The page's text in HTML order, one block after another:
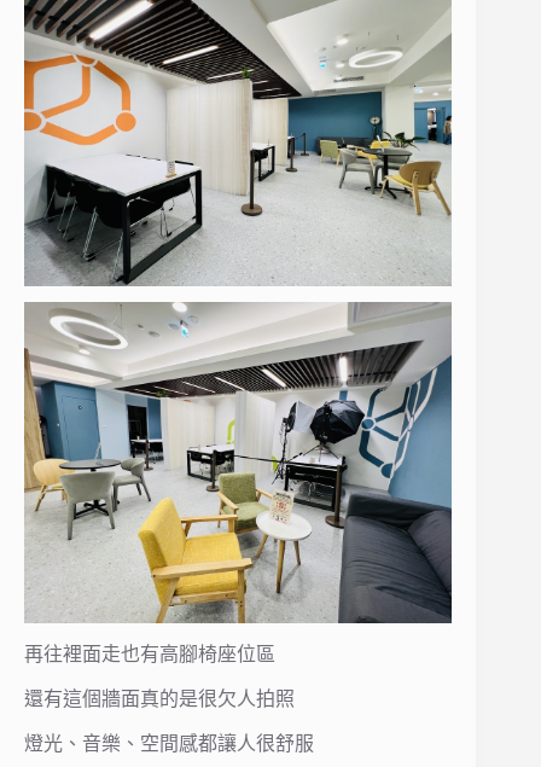
再往裡面走也有高腳椅座位區
還有這個牆面真的是很欠人拍照
燈光、音樂、空間感都讓人很舒服